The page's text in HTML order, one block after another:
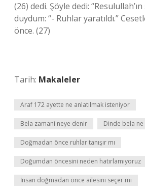
(26) dedi. Şöyle dedi:
duydum: “- Ruhlar yaratıldı.”
önce. (27)
Tarih: Makaleler
Araf 172 ayette ne anlatılmak isteniyor
Bela zamani neye denir Dinde bela
Doğmadan önce ruhlar tanışır mı
Doğumdan öncesini neden hatırlamıyoruz
İnsan doğmadan önce ailesini seçer mi